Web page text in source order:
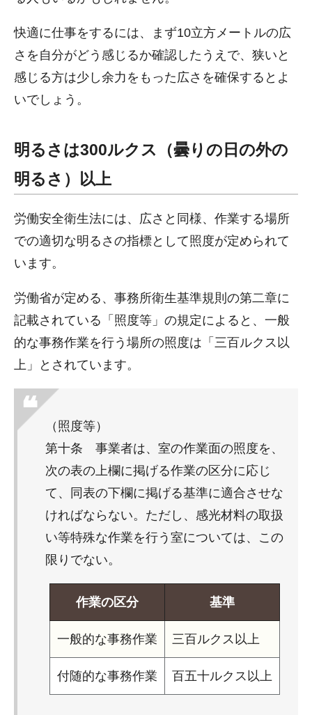
快適に仕事をするには、まず10立方メートルの広
さを自分がどう感じるか確認したうえで、狭いと
感じる方は少し余力をもった広さを確保するとよ
いでしょう。
明るさは300ルクス（曇りの日の外の
明るさ）以上
労働安全衛生法には、広さと同様、作業する場所
での適切な明るさの指標として照度が定められて
います。
労働省が定める、事務所衛生基準規則の第二章に
記載されている「照度等」の規定によると、一般
的な事務作業を行う場所の照度は「三百ルクス以
上」とされています。
（照度等）
第十条 事業者は、室の作業面の照度を、
次の表の上欄に掲げる作業の区分に応じ
て、同表の下欄に掲げる基準に適合させな
ければならない。ただし、感光材料の取扱
い等特殊な作業を行う室については、この
限りでない。
作業の区分 基準
一般的な事務作業 三百ルクス以上
付随的な事務作業 百五十ルクス以上